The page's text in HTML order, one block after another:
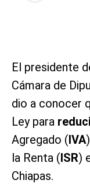
El presidente
Cámara de
dio a conocer
Ley para
Agregado ( IVA
la Renta ( ISR)
Chiapas.